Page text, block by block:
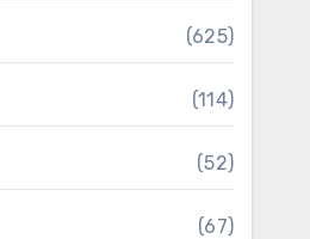
(625)
(114)
(52)
(67)